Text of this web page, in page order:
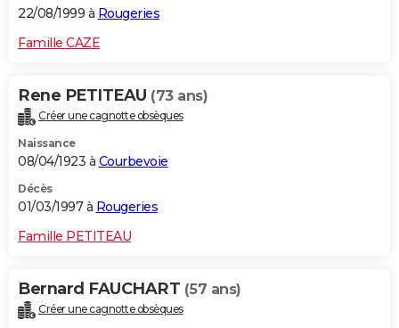
22/08/1999 à Rougeries
Famille CAZE
Rene PETITEAU (73 ans)
Créer une cagnotte obsèques
Naissance
08/04/1923 à Courbevoie
Décès
01/03/1997 à Rougeries
Famille PETITEAU
Bernard FAUCHART (57 ans)
Créer une cagnotte obsèques